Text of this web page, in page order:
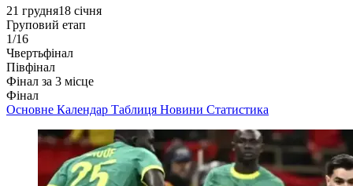
21 грудня18 січня
Груповий етап
1/16
Чвертьфінал
Півфінал
Фінал за 3 місце
Фінал
Основне Календар Таблиця Новини Статистика